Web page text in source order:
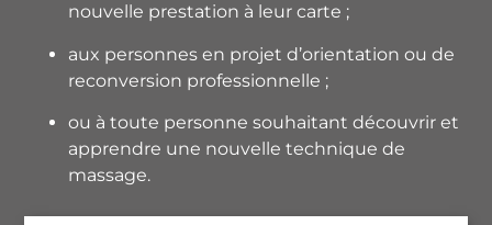
nouvelle prestation à leur carte ;
aux personnes en projet d’orientation ou de
reconversion professionnelle ;
ou à toute personne souhaitant découvrir et
apprendre une nouvelle technique de
massage.